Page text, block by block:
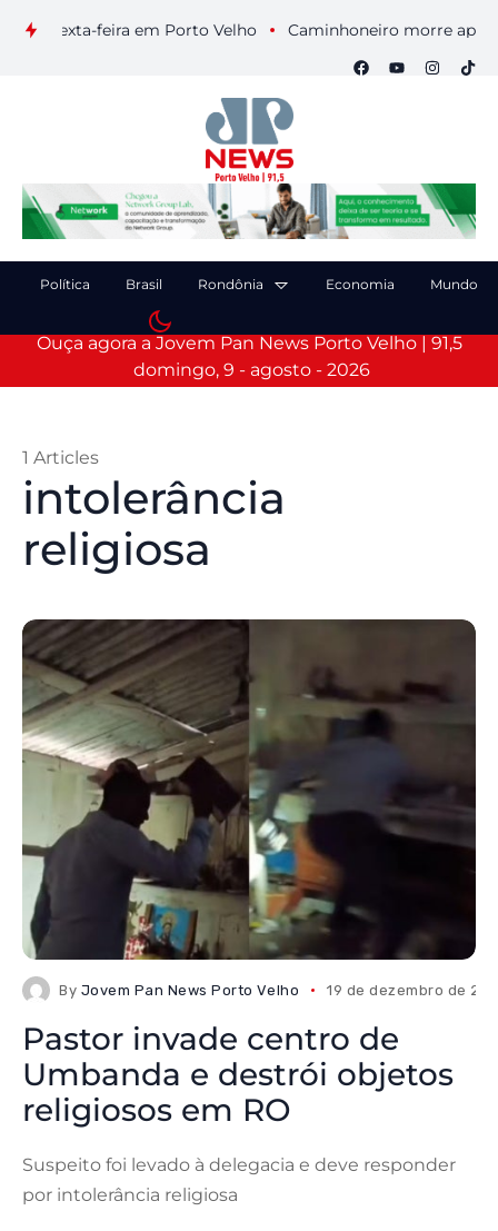
sexta-feira em Porto Velho Caminhoneiro morre após
Política Brasil Rondônia Economia Mundo
Ouça agora a Jovem Pan News Porto Velho | 91,5
domingo, 9 - agosto - 2026
intolerância
religiosa
1 Articles
By Jovem Pan News Porto Velho 19 de dezembro de
Pastor invade centro de
Umbanda e destrói objetos
religiosos em RO
Suspeito foi levado à delegacia e deve responder
por intolerância religiosa